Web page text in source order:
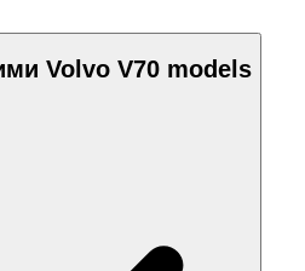
Volvo V70 models